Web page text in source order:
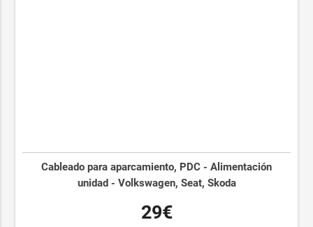
Cableado para aparcamiento, PDC - Alimentación
unidad - Volkswagen, Seat, Skoda
29€